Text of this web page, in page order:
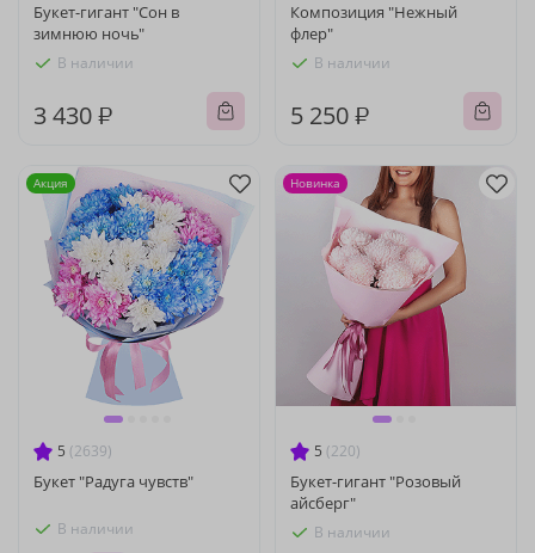
Букет-гигант "Сон в
зимнюю ночь"
В наличии
3 430 ₽
Композиция "Нежный
флер"
В наличии
5 250 ₽
5 (2639)
Букет "Радуга чувств"
В наличии
Акция
5 (220)
Букет-гигант "Розовый
айсберг"
В наличии
Новинка